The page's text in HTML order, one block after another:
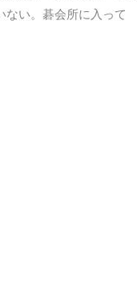
ない。碁会所に入って